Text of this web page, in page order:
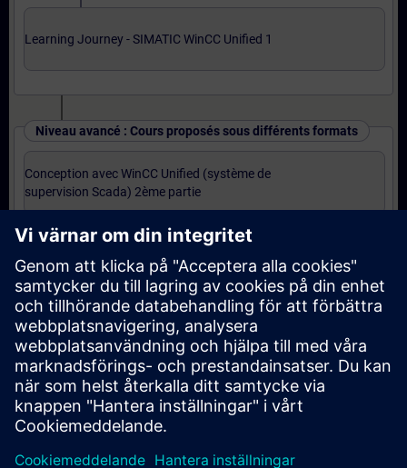
Learning Journey - SIMATIC WinCC Unified 1
Niveau avancé : Cours proposés sous différents formats
Conception avec WinCC Unified (système de
supervision Scada) 2ème partie
ELLER
Conception avec WinCC Unified (système de
supervision Scada) 2ème partie (Formation à
distance)
ELLER
Base JavaScript pour WinCC Unified (Formation à
distance)